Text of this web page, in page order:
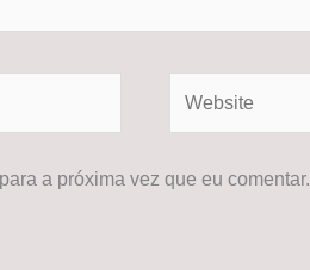
a próxima vez que eu comentar.